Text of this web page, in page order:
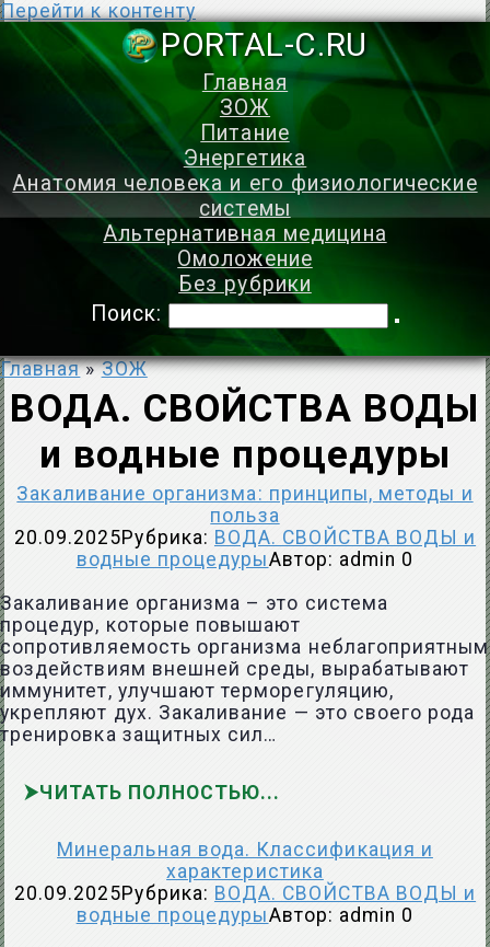
Перейти к контенту
PORTAL-
Главная
ЗОЖ
Питание
Энергетика
Анатомия человека и его физиологические
системы
Альтернативная медицина
Омоложение
Без рубрики
Поиск:
Главная » ЗОЖ
ВОДА. СВОЙСТВА ВОДЫ
и водные процедуры
Закаливание организма: принципы, методы и
польза
20.09.2025Рубрика: ВОДА. СВОЙСТВА ВОДЫ и
водные процедурыАвтор: admin 0
Закаливание организма – это система
процедур, которые повышают
сопротивляемость организма неблагоприятным
воздействиям внешней среды, вырабатывают
иммунитет, улучшают терморегуляцию,
укрепляют дух. Закаливание — это своего рода
тренировка защитных сил…
ЧИТАТЬ ПОЛНОСТЬЮ
Минеральная вода. Классификация и
характеристика
20.09.2025Рубрика: ВОДА. СВОЙСТВА ВОДЫ и
водные процедурыАвтор: admin 0